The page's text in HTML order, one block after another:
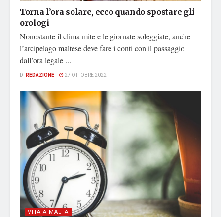
Torna l’ora solare, ecco quando spostare gli
orologi
Nonostante il clima mite e le giornate soleggiate, anche
l’arcipelago maltese deve fare i conti con il passaggio
dall’ora legale ...
DI REDAZIONE 27 OTTOBRE 2022
VITA A MALTA